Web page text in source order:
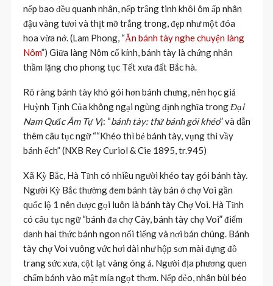
nếp bao đều quanh nhân, nếp trắng tinh khôi ôm ấp nhân
đậu vàng tươi và thịt mỡ trắng trong, đẹp như một đóa
hoa vừa nở. (Lam Phong, “Ăn bánh tày nghe chuyện làng
Nôm”) Giữa làng Nôm cổ kính, bánh tày là chứng nhân
thầm lặng cho phong tục Tết xưa đất Bắc hà.
Rõ ràng bánh tày khó gói hơn bánh chưng, nên học giả
Huỳnh Tịnh Của không ngại ngùng định nghĩa trongĐại
Nam Quấc Âm Tự Vị: “bánh tày: thứ bánh gói khéo” và dẫn
thêm câu tục ngữ ““Khéo thì bẻ bánh tày, vụng thì vầy
bánh ếch” (NXB Rey Curiol & Cie 1895, tr.945)
Xã Kỳ Bắc, Hà Tĩnh có nhiều người khéo tay gói bánh tày.
Người Kỳ Bắc thường đem bánh tày bán ở chợ Voi gần
quốc lộ 1 nên được gọi luôn là bánh tày Chợ Voi. Hà Tĩnh
có câu tục ngữ “bánh đa chợ Cày, bánh tày chợ Voi” điểm
danh hai thức bánh ngon nổi tiếng và nơi bán chúng. Bánh
tày chợ Voi vuông vức hơi dài như hộp sơn mài đựng đồ
trang sức xưa, cột lạt vàng óng ả. Người địa phương quen
chấm bánh vào mật mía ngọt thơm. Nếp dẻo, nhân bùi béo